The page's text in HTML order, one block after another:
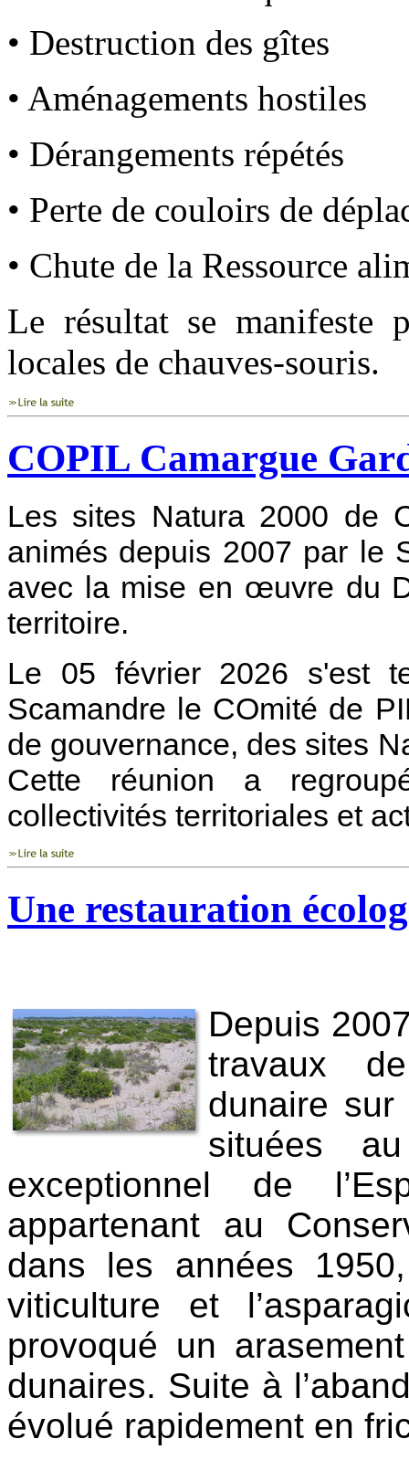
• Destruction des gîtes
• Aménagements hostiles
• Dérangements répétés
• Perte de couloirs de
• Chute de la Ressource
Le résultat se manifeste
locales de chauves-souris.
COPIL Camargue
Les sites Natura 2000 de
animés depuis 2007 par le
avec la mise en œuvre du
territoire.
Le 05 février 2026 s'est
Scamandre le COmité de
de gouvernance, des sites
Cette réunion a
collectivités territoriales et
Une restauration
Depuis
travaux
dunaire sur
situées
exceptionnel de
appartenant au
dans les années
viticulture et
provoqué un
dunaires. Suite à
évolué rapidement en